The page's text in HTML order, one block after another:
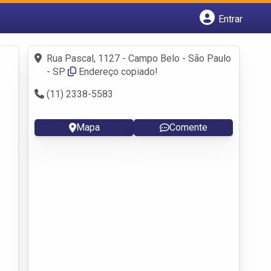
Entrar
Fazer login
Criar conta
Rua Pascal, 1127 - Campo Belo - São Paulo
- SP
Endereço copiado!
(11) 2338-5583
Mapa Comente